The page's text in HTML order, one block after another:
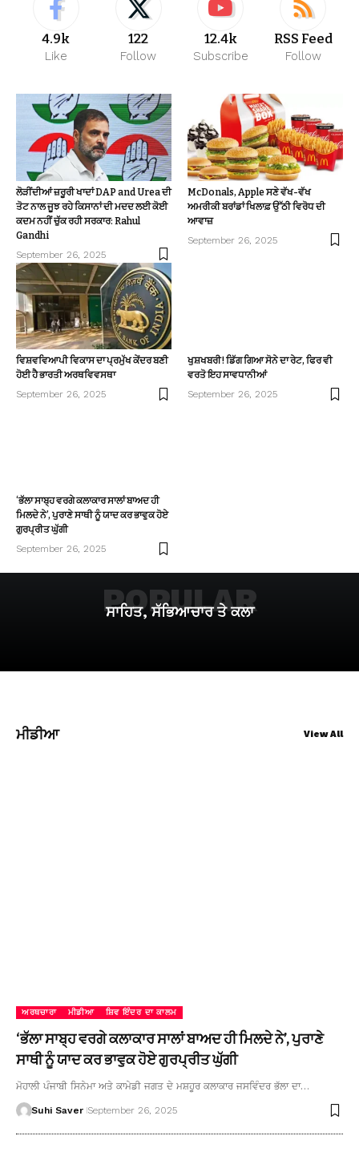
4.9k
Like
122
Follow
12.4k
Subscribe
RSS Feed
Follow
ਲੋੜੀਂਦੀਆਂ ਜ਼ਰੂਰੀ ਖਾਦਾਂ DAP and Urea ਦੀ
ਤੋਟ ਨਾਲ ਜੂਝ ਰਹੇ ਕਿਸਾਨਾਂ ਦੀ ਮਦਦ ਲਈ ਕੋਈ
ਕਦਮ ਨਹੀਂ ਚੁੱਕ ਰਹੀ ਸਰਕਾਰ: Rahul
Gandhi
September 26, 2025
McDonals, Apple ਸਣੇ ਵੱਖ-ਵੱਖ
ਅਮਰੀਕੀ ਬਰਾਂਡਾਂ ਖਿਲਾਫ਼ ਉੱਠੀ ਵਿਰੋਧ ਦੀ
ਆਵਾਜ਼
September 26, 2025
ਵਿਸ਼ਵਵਿਆਪੀ ਵਿਕਾਸ ਦਾ ਪ੍ਰਮੁੱਖ ਕੇਂਦਰ ਬਣੀ
ਹੋਈ ਹੈ ਭਾਰਤੀ ਅਰਥਵਿਵਸਥਾ
September 26, 2025
ਖੁਸ਼ਖਬਰੀ! ਡਿੱਗ ਗਿਆ ਸੋਨੇ ਦਾ ਰੇਟ, ਫਿਰ ਵੀ
ਵਰਤੋ ਇਹ ਸਾਵਧਾਨੀਆਂ
September 26, 2025
‘ਭੱਲਾ ਸਾਬ੍ਹ ਵਰਗੇ ਕਲਾਕਾਰ ਸਾਲਾਂ ਬਾਅਦ ਹੀ
ਮਿਲਦੇ ਨੇ’, ਪੁਰਾਣੇ ਸਾਥੀ ਨੂੰ ਯਾਦ ਕਰ ਭਾਵੁਕ ਹੋਏ
ਗੁਰਪ੍ਰੀਤ ਘੁੱਗੀ
September 26, 2025
ਸਾਹਿਤ, ਸੱਭਿਆਚਾਰ ਤੇ ਕਲਾ
POPULAR
ਮੀਡੀਆ View All
ਅਰਥਚਾਰਾ ਮੀਡੀਆ ਸ਼ਿਵ ਇੰਦਰ ਦਾ ਕਾਲਮ
‘ਭੱਲਾ ਸਾਬ੍ਹ ਵਰਗੇ ਕਲਾਕਾਰ ਸਾਲਾਂ ਬਾਅਦ ਹੀ ਮਿਲਦੇ ਨੇ’, ਪੁਰਾਣੇ
ਸਾਥੀ ਨੂੰ ਯਾਦ ਕਰ ਭਾਵੁਕ ਹੋਏ ਗੁਰਪ੍ਰੀਤ ਘੁੱਗੀ
ਮੋਹਾਲੀ ਪੰਜਾਬੀ ਸਿਨੇਮਾ ਅਤੇ ਕਾਮੇਡੀ ਜਗਤ ਦੇ ਮਸ਼ਹੂਰ ਕਲਾਕਾਰ ਜਸਵਿੰਦਰ ਭੱਲਾ ਦਾ…
Suhi Saver September 26, 2025